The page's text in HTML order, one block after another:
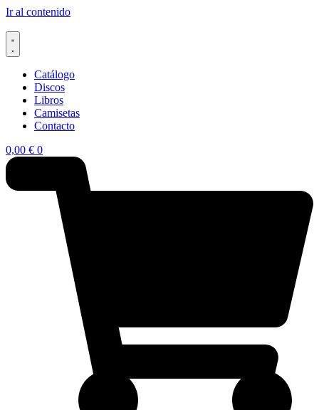
Ir al contenido
Catálogo
Discos
Libros
Camisetas
Contacto
0,00 € 0